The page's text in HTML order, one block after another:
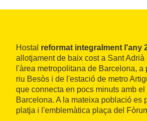
Hostal reformat integralment l'any
allotjament de baix cost a Sant Adrià
l'àrea metropolitana de Barcelona, a
riu Besòs i de l'estació de metro
que connecta en pocs minuts amb el
Barcelona. A la mateixa població es
platja i l'emblemàtica plaça del